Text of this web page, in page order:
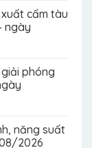
cấm tàu
ngày
phóng
năng suất
2026